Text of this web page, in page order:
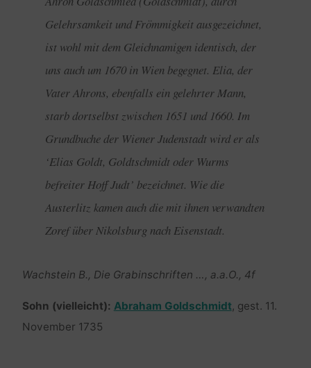
Gelehrsamkeit und Frömmigkeit ausgezeichnet,
ist wohl mit dem Gleichnamigen identisch, der
uns auch um 1670 in Wien begegnet. Elia, der
Vater Ahrons, ebenfalls ein gelehrter Mann,
starb dortselbst zwischen 1651 und 1660. Im
Grundbuche der Wiener Judenstadt wird er als
‘Elias Goldt, Goldtschmidt oder Wurms
befreiter Hoff Judt’ bezeichnet. Wie die
Austerlitz kamen auch die mit ihnen verwandten
Zoref über Nikolsburg nach Eisenstadt.
Wachstein B., Die Grabinschriften …, a.a.O., 4f
Sohn (vielleicht): Abraham Goldschmidt, gest. 11.
November 1735